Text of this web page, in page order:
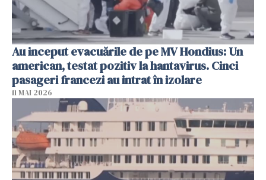
Au inceput evacuările de pe MV Hondius: Un
american, testat pozitiv la hantavirus. Cinci
pasageri francezi au intrat în izolare
11 MAI 2026